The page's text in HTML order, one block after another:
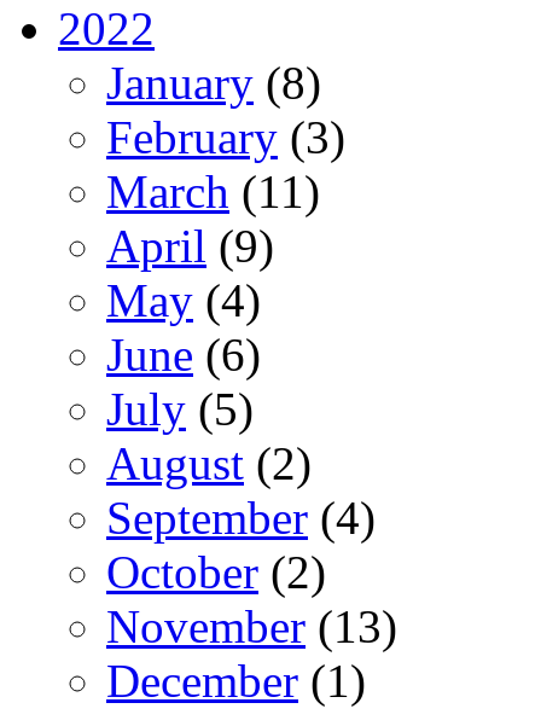
2022
January (8)
February (3)
March (11)
April (9)
May (4)
June (6)
July (5)
August (2)
September (4)
October (2)
November (13)
December (1)